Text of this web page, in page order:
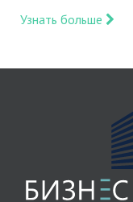
Узнать больше